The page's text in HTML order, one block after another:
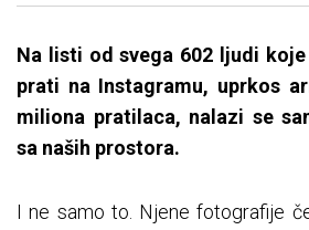
Na listi od svega 602 ljudi
prati na Instagramu, uprkos
miliona pratilaca, nalazi se
sa naših prostora.
I ne samo to. Njene fotografije